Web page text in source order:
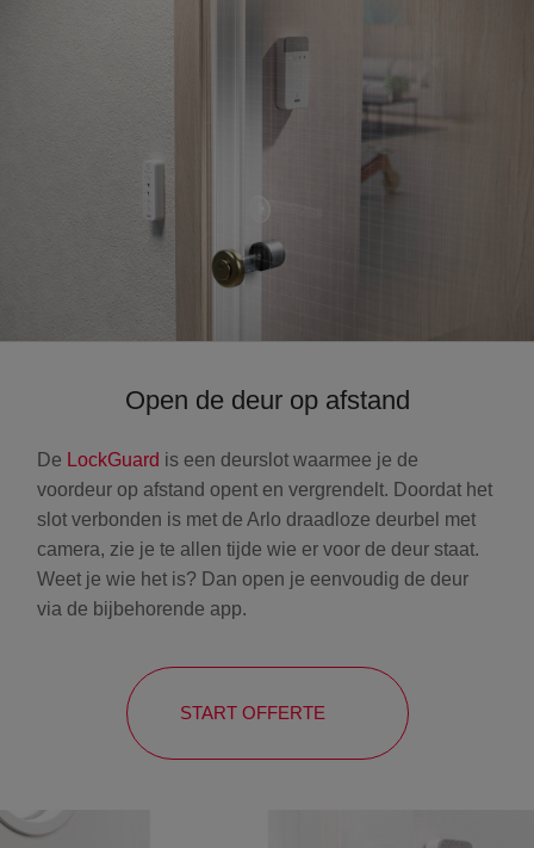
Open de deur op afstand
De LockGuard is een deurslot waarmee je de
voordeur op afstand opent en vergrendelt. Doordat het
slot verbonden is met de Arlo draadloze deurbel met
camera, zie je te allen tijde wie er voor de deur staat.
Weet je wie het is? Dan open je eenvoudig de deur
via de bijbehorende app.
START OFFERTE